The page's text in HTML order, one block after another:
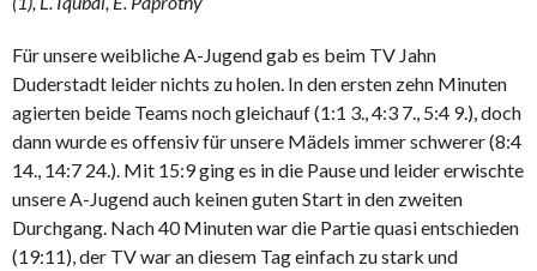
Für unsere weibliche A-Jugend gab es beim TV Jahn
Duderstadt leider nichts zu holen. In den ersten zehn Minuten
agierten beide Teams noch gleichauf (1:1 3., 4:3 7., 5:4 9.), doch
dann wurde es offensiv für unsere Mädels immer schwerer (8:4
14., 14:7 24.). Mit 15:9 ging es in die Pause und leider erwischte
unsere A-Jugend auch keinen guten Start in den zweiten
Durchgang. Nach 40 Minuten war die Partie quasi entschieden
(19:11), der TV war an diesem Tag einfach zu stark und